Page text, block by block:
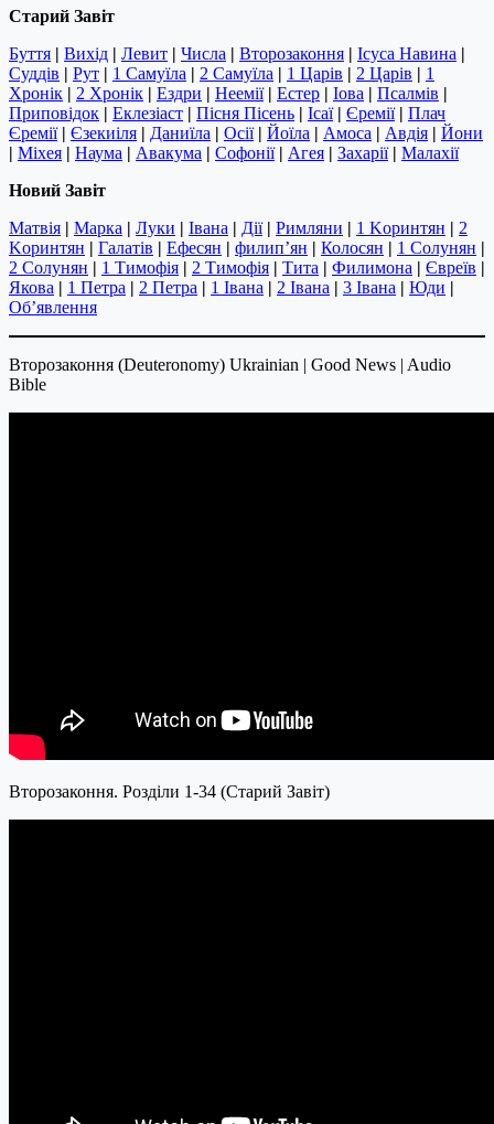
Старий Завіт
Буття | Вихід | Левит | Числа | Второзаконня | Ісуса Навина |
Суддів | Рут | 1 Самуїла | 2 Самуїла | 1 Царів | 2 Царів | 1
Хронік | 2 Хронік | Ездри | Неемії | Естер | Іова | Псалмів |
Приповідок | Еклезіаст | Пісня Пісень | Ісаї | Єремії | Плач
Єремії | Єзекиіля | Даниїла | Осії | Йоїла | Амоса | Авдія | Йони
| Міхея | Наума | Авакума | Софонії | Агея | Захарії | Малахії
Новий Завіт
Матвія | Марка | Луки | Івана | Дії | Римляни | 1 Kоринтян | 2
Kоринтян | Галатів | Ефесян | филип’ян | Колосян | 1 Солунян |
2 Солунян | 1 Тимофія | 2 Тимофія | Тита | Филимона | Євреїв |
Якова | 1 Петра | 2 Петра | 1 Івана | 2 Івана | 3 Івана | Юди |
Об’явлення
Второзаконня (Deuteronomy) Ukrainian | Good News | Audio
Bible
Второзаконня. Розділи 1-34 (Старий Завіт)